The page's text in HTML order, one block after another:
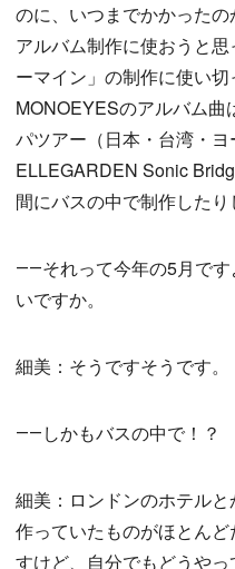
のに、いつまでかかった
アルバム制作に使おうと
ーマイン」の制作に使い
MONOEYESのアルバム
パツアー（日本・台湾・
ELLEGARDEN Sonic
間にバスの中で制作したり
――それって今年の5月で
いですか。
細美：そうですそうです。
――しかもバスの中で！？
細美：ロンドンのホテル
作っていたものがほとん
すけど、自分でもどうや